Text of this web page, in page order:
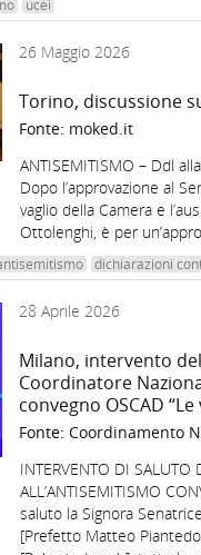
ucei
26 Maggio 2026
Torino, discussione
Fonte: moked.it
ANTISEMITISMO – Ddl
Dopo l’approvazione al
vaglio della Camera e
Ottolenghi, è per
dichiarazioni
28 Aprile 2026
Milano, intervento
Coordinatore
convegno OSCAD
Fonte: Coordinamento
INTERVENTO DI SALUTO
ALL’ANTISEMITISMO
saluto la Signora
[Prefetto Matteo